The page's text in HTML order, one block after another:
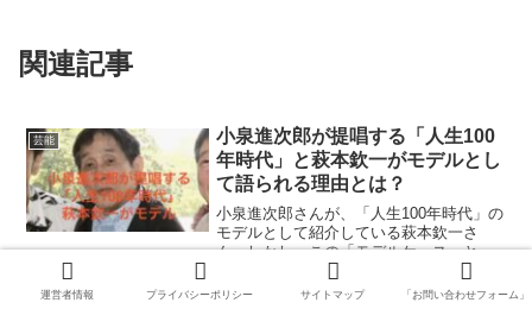
関連記事
芸能
小泉進次郎が提唱する「人生100
年時代」と萩本欽一がモデルとし
て語られる理由とは？
小泉進次郎さんが、「人生100年時代」の
モデルとして紹介している萩本欽一さ
ん。しかし、この「モデルケース」とし
声が多いのも現実です。実際に萩本欽一
運営者情報 プライバシーポリシー サイトマップ 「お問い合わせフォーム」